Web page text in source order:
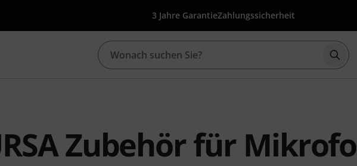
3 Jahre GarantieZahlungssicherheit
Zubehör für